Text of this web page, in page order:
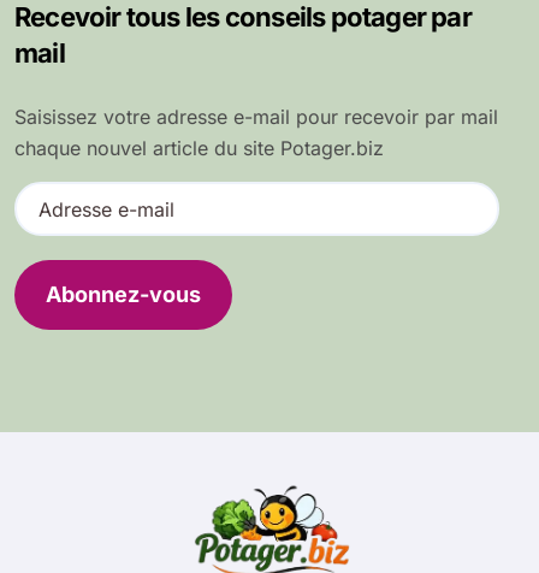
Recevoir tous les conseils potager par
mail
Saisissez votre adresse e-mail pour recevoir par mail
chaque nouvel article du site Potager.biz
A
d
e
s
Abonnez-vous